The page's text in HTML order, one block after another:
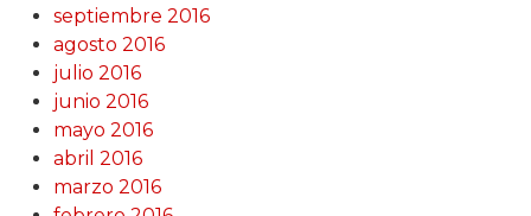
septiembre 2016
agosto 2016
julio 2016
junio 2016
mayo 2016
abril 2016
marzo 2016